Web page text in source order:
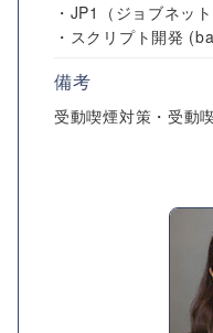
・JP1（ジョブネッ
・スクリプト開発
備考
受動喫煙対策・受動